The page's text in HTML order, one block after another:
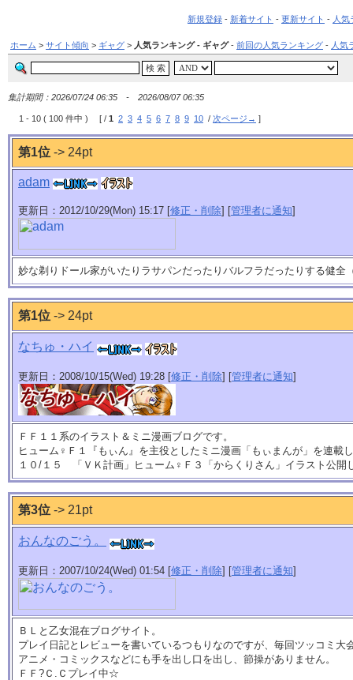
新規登録 - 新着サイト - 更新サイト - 人
ホーム > サイト傾向 > ギャグ > 人気ランキング - ギャグ- 前回の人気ランキング - 人気
集計期間：2026/07/24 06:35 - 2026/08/07 06:35
1 - 10 ( 100 件中 ) [ / 1 2 3 4 5 6 7 8 9 10 / 次ページ→ ]
第1位 -> 24pt
adam
更新日：2012/10/29(Mon) 15:17 [修正・削除] [管理者に通知]
妙な剃りドール家がいたりラサパンだったりバルフラだったりする健全
第1位 -> 24pt
なちゅ・ハイ
更新日：2008/10/15(Wed) 19:28 [修正・削除] [管理者に通知]
ＦＦ１１系のイラスト＆ミニ漫画ブログです。
ヒューム♀Ｆ１『もぃん』を主役としたミニ漫画「もぃまんが」を連載
１０/１５ 「ＶＫ計画」ヒューム♀Ｆ３「からくりさん」イラスト公開
第3位 -> 21pt
おんなのごう。
更新日：2007/10/24(Wed) 01:54 [修正・削除] [管理者に通知]
ＢＬと乙女混在ブログサイト。
プレイ日記とレビューを書いているつもりなのですが、毎回ツッコミ大
アニメ・コミックスなどにも手を出し口を出し、節操がありません。
ＦＦ?Ｃ.Ｃプレイ中☆